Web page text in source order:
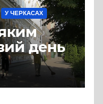
У ЧЕРКАСАХ
день